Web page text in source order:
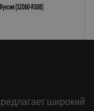
широкий